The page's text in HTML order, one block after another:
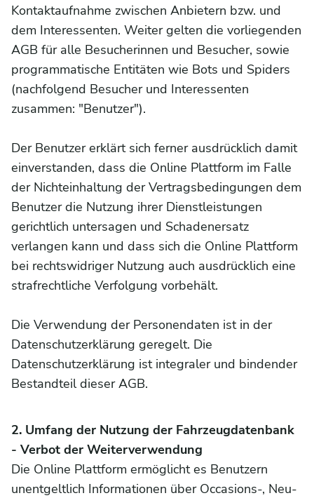
Kontaktaufnahme zwischen Anbietern bzw. und
dem Interessenten. Weiter gelten die vorliegenden
AGB für alle Besucherinnen und Besucher, sowie
programmatische Entitäten wie Bots und Spiders
(nachfolgend Besucher und Interessenten
zusammen: "Benutzer").
Der Benutzer erklärt sich ferner ausdrücklich damit
einverstanden, dass die Online Plattform im Falle
der Nichteinhaltung der Vertragsbedingungen dem
Benutzer die Nutzung ihrer Dienstleistungen
gerichtlich untersagen und Schadenersatz
verlangen kann und dass sich die Online Plattform
bei rechtswidriger Nutzung auch ausdrücklich eine
strafrechtliche Verfolgung vorbehält.
Die Verwendung der Personendaten ist in der
Datenschutzerklärung geregelt. Die
Datenschutzerklärung ist integraler und bindender
Bestandteil dieser AGB.
2. Umfang der Nutzung der Fahrzeugdatenbank
- Verbot der Weiterverwendung
Die Online Plattform ermöglicht es Benutzern
unentgeltlich Informationen über Occasions-, Neu-